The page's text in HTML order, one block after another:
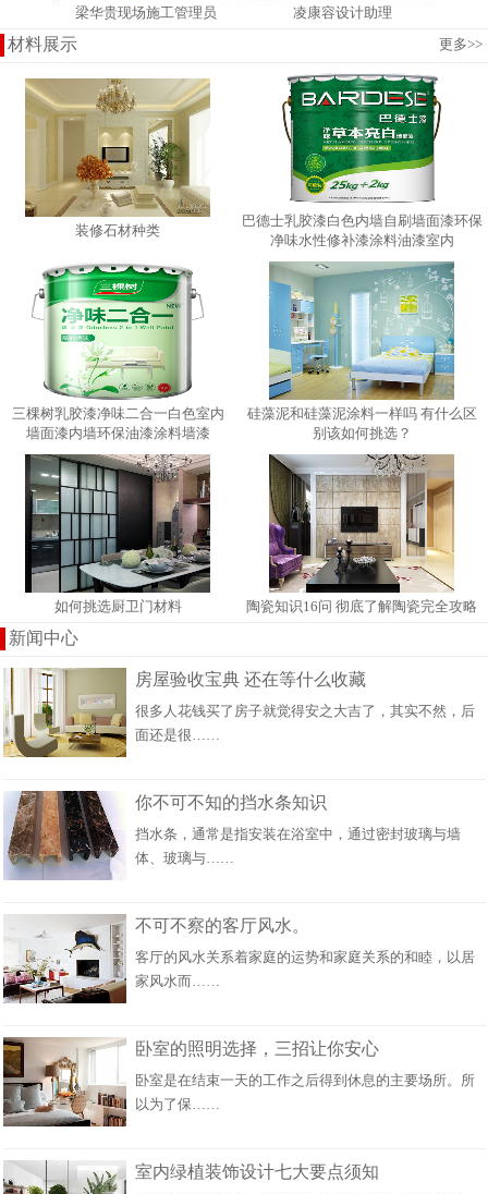
梁华贵现场施工管理员 凌康容设计助理
材料展示 更多>>
装修石材种类
巴德士乳胶漆白色内墙自刷墙面漆环保
净味水性修补漆涂料油漆室内
三棵树乳胶漆净味二合一白色室内
墙面漆内墙环保油漆涂料墙漆
硅藻泥和硅藻泥涂料一样吗 有什​么区
别该如何挑选？
如何挑选厨卫门材料 陶瓷知识16问 彻底了解陶瓷完全攻略
新闻中心
房屋验收宝典 还在等什么收藏
很多人花钱买了房子就觉得安之大吉了，其实不然，后
面还是很……
你不可不知的挡水条知识
挡水条，通常是指安装在浴室中，通过密封玻璃与墙
体、玻璃与……
不可不察的客厅风水。
客厅的风水关系着家庭的运势和家庭关系的和睦，以居
家风水而……
卧室的照明选择，三招让你安心
卧室是在结束一天的工作之后得到休息的主要场所。所
以为了保……
室内绿植装饰设计七大要点须知